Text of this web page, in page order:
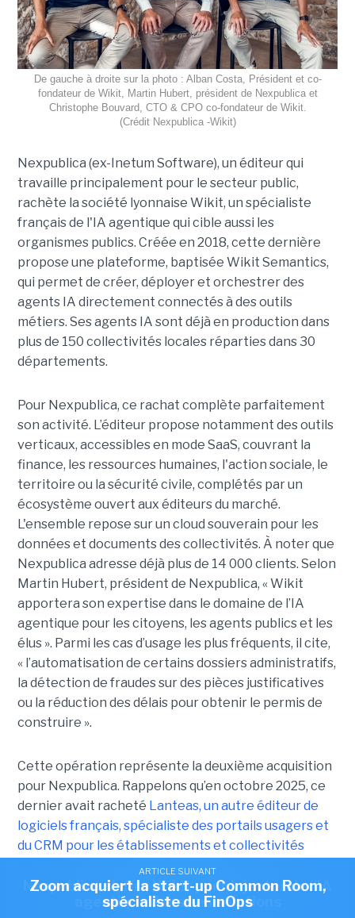
ARTICLE SUIVANT
Nexpublica s'offre Wikit pour injecter de l'IA
agentique dans ses solutions
De gauche à droite sur la photo : Alban Costa, Président et co-
fondateur de Wikit, Martin Hubert, président de Nexpublica et
Christophe Bouvard, CTO & CPO co-fondateur de Wikit.
(Crédit Nexpublica -Wikit)
Nexpublica (ex-Inetum Software), un éditeur qui
travaille principalement pour le secteur public,
rachète la société lyonnaise Wikit, un spécialiste
français de l'IA agentique qui cible aussi les
organismes publics. Créée en 2018, cette dernière
propose une plateforme, baptisée Wikit Semantics,
qui permet de créer, déployer et orchestrer des
agents IA directement connectés à des outils
métiers. Ses agents IA sont déjà en production dans
plus de 150 collectivités locales réparties dans 30
départements.
Pour Nexpublica, ce rachat complète parfaitement
son activité. L’éditeur propose notamment des outils
verticaux, accessibles en mode SaaS, couvrant la
finance, les ressources humaines, l'action sociale, le
territoire ou la sécurité civile, complétés par un
écosystème ouvert aux éditeurs du marché.
L'ensemble repose sur un cloud souverain pour les
données et documents des collectivités. À noter que
Nexpublica adresse déjà plus de 14 000 clients. Selon
Martin Hubert, président de Nexpublica, « Wikit
apportera son expertise dans le domaine de l’IA
agentique pour les citoyens, les agents publics et les
élus ». Parmi les cas d’usage les plus fréquents, il cite,
« l’automatisation de certains dossiers administratifs,
la détection de fraudes sur des pièces justificatives
ou la réduction des délais pour obtenir le permis de
construire ».
Cette opération représente la deuxième acquisition
pour Nexpublica. Rappelons qu’en octobre 2025, ce
dernier avait racheté Lanteas, un autre éditeur de
logiciels français, spécialiste des portails usagers et
du CRM pour les établissements et collectivités
. Lanteas est surtout connu pour son ERP
Open CRM, qui est d'ailleurs référencé par la Canut
ARTICLE SUIVANT
Zoom acquiert la start-up Common Room,
spécialiste du FinOps